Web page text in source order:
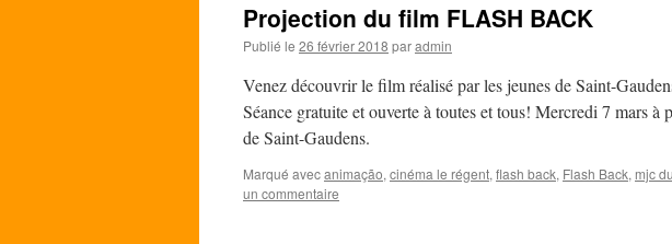
Projection du film FLASH BACK
Publié le 26 février 2018 paradmin
Venez découvrir le film réalisé par les jeunes de Saint-
Séance gratuite et ouverte à toutes et tous! Mercredi 7 mars
de Saint-Gaudens.
Marqué avecanimação, cinéma le régent, flash back, Flash Back, mjc
un commentaire